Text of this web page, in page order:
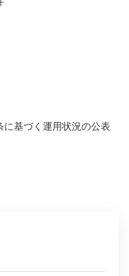
基づく運用状況の公表